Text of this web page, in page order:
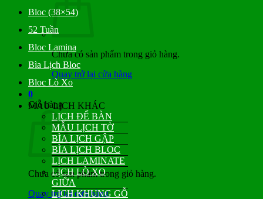
Chưa có sản phẩm trong giỏ hàng.
Quay trở lại cửa hàng
0
Giỏ hàng
Chưa có sản phẩm trong giỏ hàng.
Quay trở lại cửa hàng
Bloc (38×54)
52 Tuần
Bloc Lamina
Bìa Lịch Bloc
Bloc Lò Xo
MẪU LỊCH KHÁC
LỊCH ĐỂ BÀN
MẪU LỊCH TỜ
BÌA LỊCH GẬP
BÌA LỊCH BLOC
LỊCH LAMINATE
LỊCH LÒ XO
GIỮA
LỊCH KHUNG GỖ